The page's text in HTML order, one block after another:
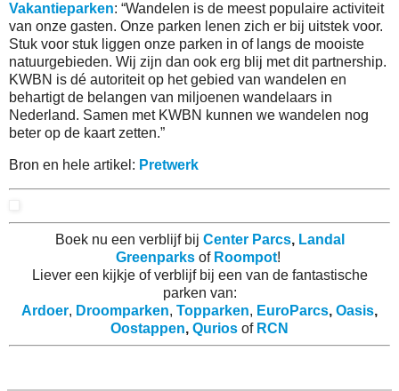
Vakantieparken: “Wandelen is de meest populaire activiteit
van onze gasten. Onze parken lenen zich er bij uitstek voor.
Stuk voor stuk liggen onze parken in of langs de mooiste
natuurgebieden. Wij zijn dan ook erg blij met dit partnership.
KWBN is dé autoriteit op het gebied van wandelen en
behartigt de belangen van miljoenen wandelaars in
Nederland. Samen met KWBN kunnen we wandelen nog
beter op de kaart zetten.”
Bron en hele artikel: Pretwerk
Boek nu een verblijf bij Center Parcs, Landal
Greenparksof Roompot!
Liever een kijkje of verblijf bij een van de fantastische
parken van:
Ardoer, Droomparken, Topparken, EuroParcs, Oasis,
Oostappen, Qurios of RCN